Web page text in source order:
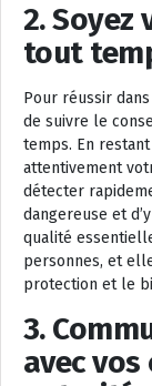
2.
tout
Pour réussir
de suivre le
temps. En
attentivement
détecter
dangereuse et
qualité
personnes, et
protection et le
3.
avec